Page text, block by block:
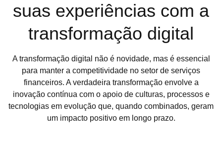
suas experiências com a
transformação digital
A transformação digital não é novidade, mas é essencial
para manter a competitividade no setor de serviços
financeiros. A verdadeira transformação envolve a
inovação contínua com o apoio de culturas, processos e
tecnologias em evolução que, quando combinados, geram
um impacto positivo em longo prazo.